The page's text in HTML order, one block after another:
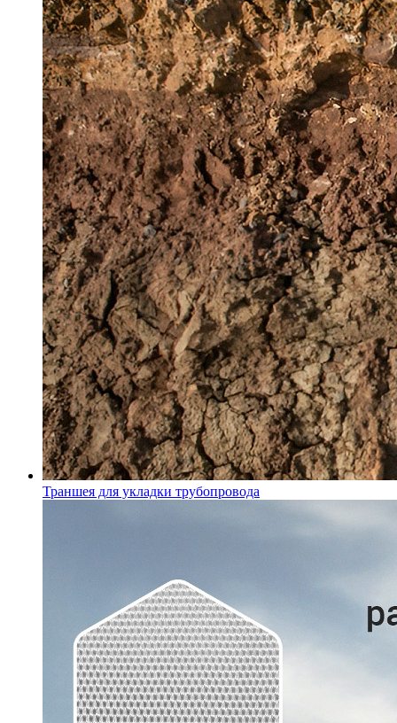
Траншея для укладки трубопровода